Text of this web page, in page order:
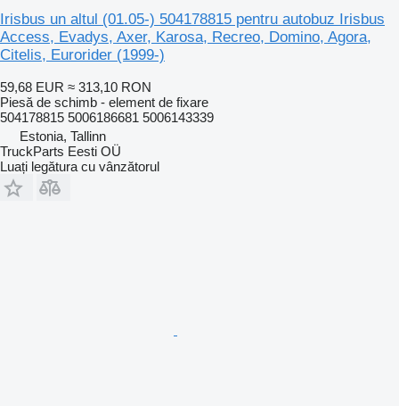
Irisbus un altul (01.05-) 504178815 pentru autobuz Irisbus
Access, Evadys, Axer, Karosa, Recreo, Domino, Agora,
Citelis, Eurorider (1999-)
59,68 EUR ≈ 313,10 RON
Piesă de schimb - element de fixare
504178815 5006186681 5006143339
Estonia, Tallinn
TruckParts Eesti OÜ
Luați legătura cu vânzătorul